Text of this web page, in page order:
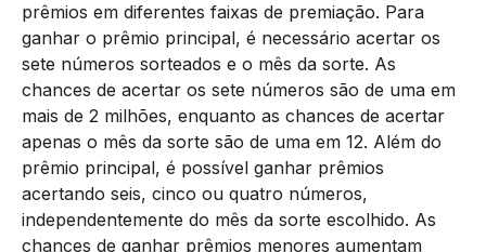
prêmios em diferentes faixas de premiação. Para
ganhar o prêmio principal, é necessário acertar os
sete números sorteados e o mês da sorte. As
chances de acertar os sete números são de uma em
mais de 2 milhões, enquanto as chances de acertar
apenas o mês da sorte são de uma em 12. Além do
prêmio principal, é possível ganhar prêmios
acertando seis, cinco ou quatro números,
independentemente do mês da sorte escolhido. As
chances de ganhar prêmios menores aumentam